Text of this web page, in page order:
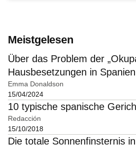
Meistgelesen
Über das Problem der
Hausbesetzungen in Spanien
Emma Donaldson
15/04/2024
10 typische spanische
Redacción
15/10/2018
Die totale Sonnenfinsternis